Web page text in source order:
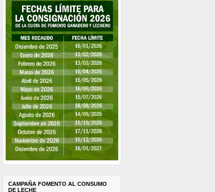
CAMPAÑA FOMENTO AL CONSUMO
DE LECHE